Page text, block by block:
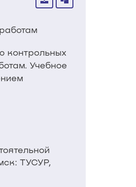
контрольных
Учебное
ТУСУР,